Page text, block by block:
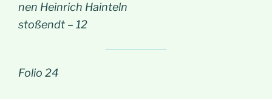
nen Heinrich Hainteln
stoßendt – 12
Folio 24